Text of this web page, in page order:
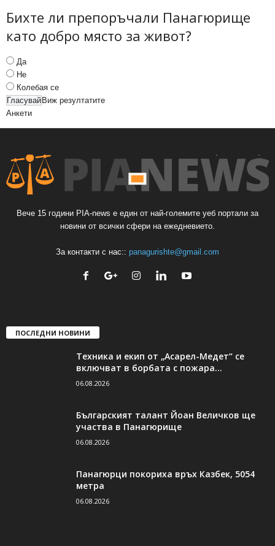
Бихте ли препоръчали Панагюрище
като добро място за живот?
Да
Не
Колебая се
Виж резултатите
Анкети
Вече 15 години PIA-news е един от най-големите уеб портали за
новини от всички сфери на ежедневието.
За контакти с нас:: panagurishte@gmail.com
ПОСЛЕДНИ НОВИНИ
Техника и екип от „Асарел-Медет“ се
включват в борбата с пожара...
06.08.2026
Българският талант Йоан Величков ще
участва в Панагюрище
06.08.2026
Панагюрци покориха връх Казбек, 5054
метра
06.08.2026